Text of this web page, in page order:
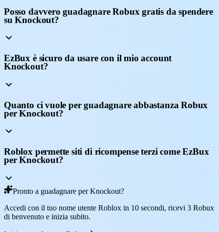
Posso davvero guadagnare Robux gratis da spendere
su Knockout?
EzBux è sicuro da usare con il mio account
Knockout?
Quanto ci vuole per guadagnare abbastanza Robux
per Knockout?
Roblox permette siti di ricompense terzi come EzBux
per Knockout?
Pronto a guadagnare per Knockout?
Accedi con il tuo nome utente Roblox in 10 secondi, ricevi 3 Robux
di benvenuto e inizia subito.